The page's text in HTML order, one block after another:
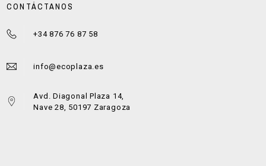
CONTÁCTANOS
+34 876 76 87 58
info@ecoplaza.es
Avd. Diagonal Plaza 14,
Nave 28, 50197 Zaragoza